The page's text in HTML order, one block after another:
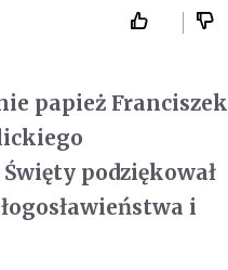
papież Franciszek
podziękował
i